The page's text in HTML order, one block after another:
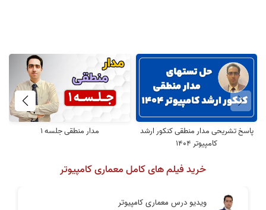
پاسخ تشریحی مدار منطقی کنکور ارشد
کامپیوتر 1404
مدار منطقی جلسه 1
خرید فیلم های کامل معماری کامپیوتر
ویدیو درس معماری کامپیوتر